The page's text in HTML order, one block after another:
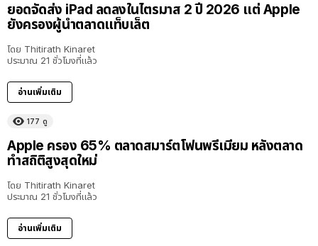
ยอดจัดส่ง iPad ลดลงในไตรมาส 2 ปี 2026 แต่ Apple
ยังครองผู้นำตลาดแท็บเล็ต
โดย Thitirath Kinaret
ประมาณ 21 ชั่วโมงที่แล้ว
อ่านเพิ่มเติม
177 ดู
Apple ครอง 65% ตลาดสมาร์ตโฟนพรีเมียม หลังตลาด
ทำสถิติสูงสุดใหม่
โดย Thitirath Kinaret
ประมาณ 21 ชั่วโมงที่แล้ว
อ่านเพิ่มเติม